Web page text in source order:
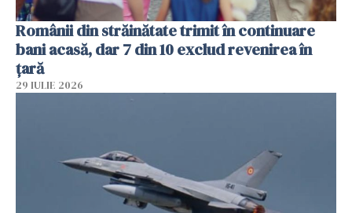
Românii din străinătate trimit în continuare
bani acasă, dar 7 din 10 exclud revenirea în
țară
29 IULIE 2026